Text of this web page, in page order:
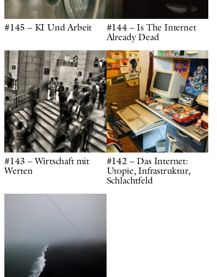
#145 – KI Und Arbeit
#144 – Is The Internet
Already Dead
#143 – Wirtschaft mit
Werten
#142 – Das Internet:
Utopie, Infrastruktur,
Schlachtfeld